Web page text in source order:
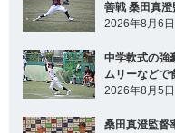
善戦 桑田真澄
2026年8月6日
中学軟式の強
ムリーなどで
2026年8月5日
桑田真澄監督